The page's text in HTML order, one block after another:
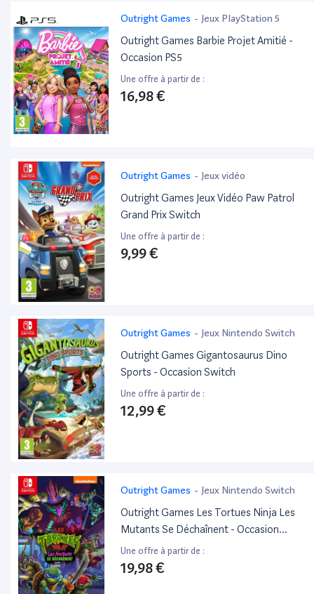
Outright Games - Jeux PlayStation 5
Outright Games Barbie Projet Amitié -
Occasion PS5
Une offre à partir de :
16,98 €
Outright Games - Jeux vidéo
Outright Games Jeux Vidéo Paw Patrol
Grand Prix Switch
Une offre à partir de :
9,99 €
Outright Games - Jeux Nintendo Switch
Outright Games Gigantosaurus Dino
Sports - Occasion Switch
Une offre à partir de :
12,99 €
Outright Games - Jeux Nintendo Switch
Outright Games Les Tortues Ninja Les
Mutants Se Déchaînent - Occasion
Switch
Une offre à partir de :
19,98 €